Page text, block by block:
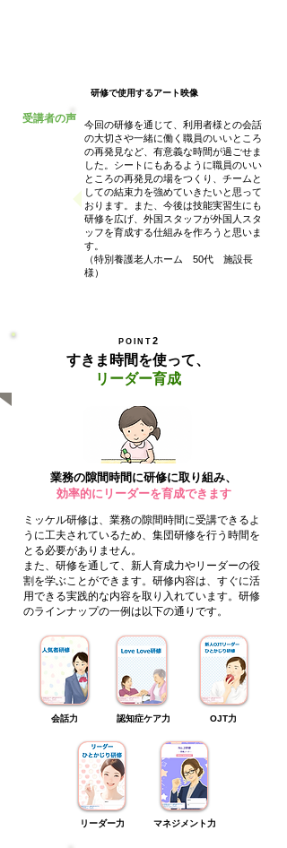
研修で使用するアート映像
今回の研修を通じて、利用者様との会話
の大切さや一緒に働く職員のいいところ
の再発見など、有意義な時間が過ごせま
した。シートにもあるように職員のいい
ところの再発見の場をつくり、チームと
しての結束力を強めていきたいと思って
おります。また、今後は技能実習生にも
研修を広げ、外国スタッフが外国人スタ
ッフを育成する仕組みを作ろうと思いま
す。
（特別養護老人ホーム 50代 施設長
様）
受講者の声
POINT 2
すきま時間を使って、
リーダー育成
業務の隙間時間に研修に取り組み、
効率的にリーダーを育成できます
ミッケル研修は、業務の隙間時間に受講できるよ
うに工夫されているため、集団研修を行う時間を
とる必要がありません。
また、研修を通して、新人育成力やリーダーの役
割を学ぶことができます。研修内容は、すぐに活
用できる実践的な内容を取り入れています。研修
のラインナップの一例は以下の通りです。
会話力 OJT力
認知症ケア力
リーダー力 マネジメント力